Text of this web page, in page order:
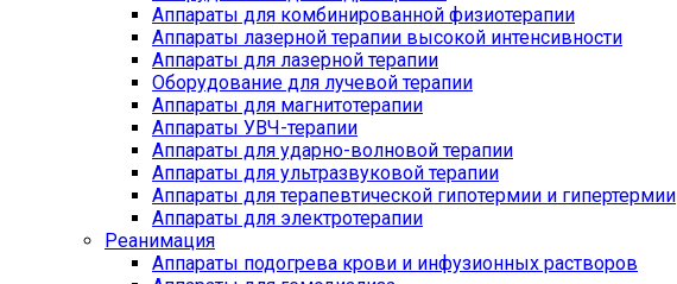
Аппараты для комбинированной физиотерапии
Аппараты лазерной терапии высокой интенсивности
Аппараты для лазерной терапии
Оборудование для лучевой терапии
Аппараты для магнитотерапии
Аппараты УВЧ-терапии
Аппараты для ударно-волновой терапии
Аппараты для ультразвуковой терапии
Аппараты для терапевтической гипотермии и гипертермии
Аппараты для электротерапии
Реанимация
Аппараты подогрева крови и инфузионных растворов